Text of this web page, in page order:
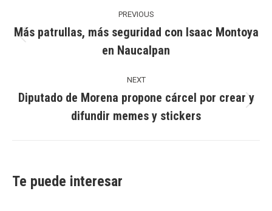
PREVIOUS
post:
Más patrullas, más seguridad con Isaac Montoya
en Naucalpan
NEXT
Next
post:
Diputado de Morena propone cárcel por crear y
difundir memes y stickers
Te puede interesar